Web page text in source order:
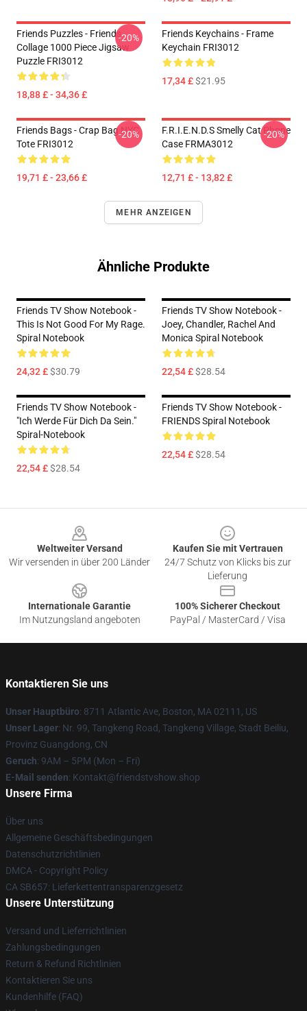
Friends Puzzles - Friends
Collage 1000 Piece Jigsaw
Puzzle FRI3012
18,88 £ - 34,36 £
-20%
Friends Keychains - Frame
Keychain FRI3012
17,34 £$21.95
Friends Bags - Crap Bag NYC
Tote FRI3012
19,71 £ - 23,66 £
-20%
F.R.I.E.N.D.S Smelly Cat Phone
Case FRMA3012
12,71 £ - 13,82 £
-20%
MEHR ANZEIGEN
Ähnliche Produkte
Friends TV Show Notebook -
This Is Not Good For My Rage.
Spiral Notebook
24,32 £$30.79
Friends TV Show Notebook -
Joey, Chandler, Rachel And
Monica Spiral Notebook
22,54 £$28.54
Friends TV Show Notebook -
"Ich Werde Für Dich Da Sein."
Spiral-Notebook
22,54 £$28.54
Friends TV Show Notebook -
FRIENDS Spiral Notebook
22,54 £$28.54
Weltweiter Versand
Wir versenden in über 200 Länder
Kaufen Sie mit Vertrauen
24/7 Schutz von Klicks bis zur
Lieferung
Internationale Garantie
Im Nutzungsland angeboten
100% Sicherer Checkout
PayPal / MasterCard / Visa
Kontaktieren Sie uns
Unser Hauptbüro: 8711 Atlantic Ave, Boston, MA 02111, US
Unser Lager: Nr. 99, Tangkeng Road, Tangkeng Village, Stadt Beiliu,
Provinz Guangdong, CN
Geruch: 9AM – 5PM (Mon – Fri)
E-Mail senden: Kontakt@friendstvshow.shop
Unsere Firma
Über uns
Allgemeine Geschäftsbedingungen
Datenschutzrichtlinien
DMCA - Copyright Policy
CA SB657: Lieferkettentransparenzgesetz
Unsere Unterstützung
Versand und Lieferrichtlinien
Zahlungsbedingungen
Return & Refund Richtlinien
Kontaktieren Sie uns
Kundenhilfe (FAQ)